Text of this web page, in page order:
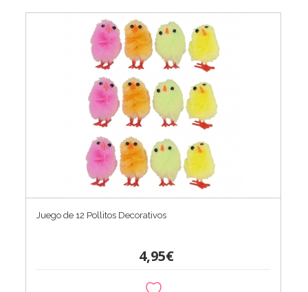
Juego de 12 Pollitos Decorativos
4,95€